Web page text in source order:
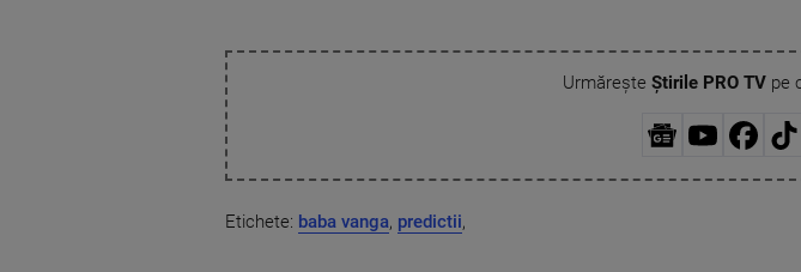
Urmărește Știrile PRO TVpe
Etichete: baba vanga, predictii,